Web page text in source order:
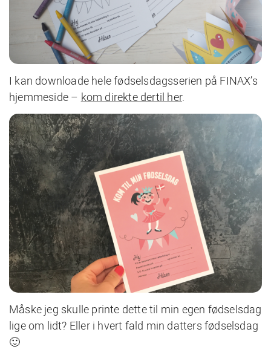
I kan downloade hele fødselsdagsserien på FINAX’s
hjemmeside – kom direkte dertil her.
Måske jeg skulle printe dette til min egen fødselsdag
lige om lidt? Eller i hvert fald min datters fødselsdag
🙂